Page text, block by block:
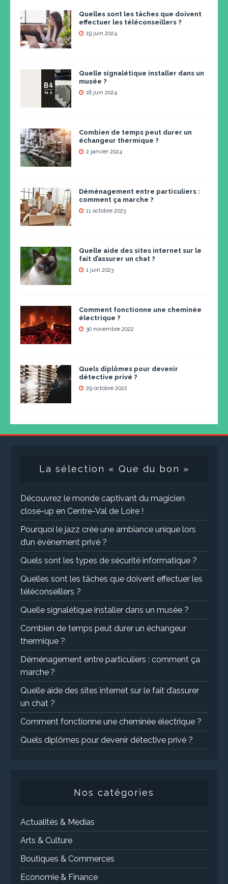
Quelles sont les tâches que doivent
effectuer les téléconseillers ?
19 juin 2024
Quelle signalétique installer dans un
musée ?
18 juin 2024
Combien de temps peut durer un
échangeur thermique ?
2 janvier 2024
Déménagement entre particuliers :
comment ça marche ?
11 octobre 2023
Quelle aide des sites internet sur le
fait d’assurer un chat ?
1 juin 2023
Comment fonctionne une cheminée
électrique ?
30 novembre 2022
Quels diplômes pour devenir
détective privé ?
29 octobre 2022
La sélection « Que du bon »
Découvrez le monde captivant du magicien
close-up en Centre-Val de Loire !
Pourquoi le jazz crée une ambiance unique lors
d’un événement privé ?
Quels sont les types de sécurité informatique ?
Quelles sont les tâches que doivent effectuer les
téléconseillers ?
Quelle signalétique installer dans un musée ?
Combien de temps peut durer un échangeur
thermique ?
Déménagement entre particuliers : comment ça
marche ?
Quelle aide des sites internet sur le fait d’assurer
un chat ?
Comment fonctionne une cheminée électrique ?
Quels diplômes pour devenir détective privé ?
Nos catégories
Actualités & Medias
Arts & Culture
Boutiques & Commerces
Economie & Finance